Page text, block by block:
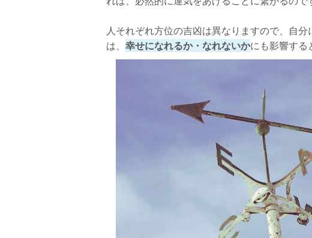
人それぞれ方位の吉凶は異なりますので、自分
は、 幸せになれるか・なれないかにも影響する